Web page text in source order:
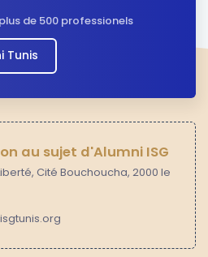
de 500 professionels
Tunis
au sujet d'Alumni ISG
Cité Bouchoucha, 2000 le